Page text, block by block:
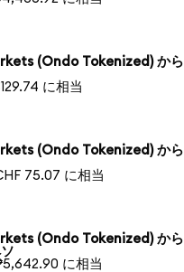
(Ondo Tokenized) から
に相当
(Ondo Tokenized) から
75.07 に相当
(Ondo Tokenized) から
に相当